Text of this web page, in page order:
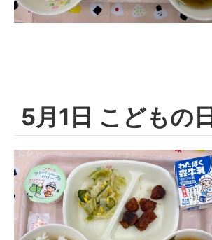
5月1日 こどもの日